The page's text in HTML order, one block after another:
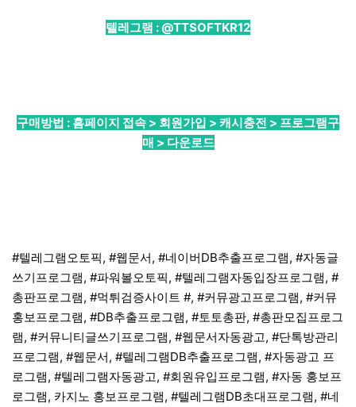
텔레그램 : @TTSOFTKR12
구매방법 : 홈페이지 접속 > 회원가입 > 캐시충전 > 프로그램구
매 > 다운로드
#텔레그램오토픽, #웹문서, #네이버DB추출프로그램, #자동글
쓰기프로그램, #파워볼오토픽, #텔레그램자동입장프로그램, #
총판프로그램, #먹튀검증사이트 #, #커뮤광고프로그램, #커뮤
홍보프로그램, #DB추출프로그램, #토토총판, #총판모집프로그
램, #커뮤니티글쓰기프로그램, #웹문서자동광고, #단톡방관리
프로그램, #웹문서, #텔레그램DB추출프로그램, #자동광고 프
로그램, #텔레그램자동광고, #회원유입프로그램, #자동 홍보프
로그램, 카지노 홍보프로그램, #텔레그램DB초대프로그램, #네